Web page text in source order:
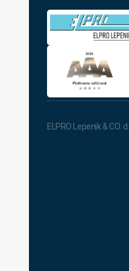
ELPRO Lepenik & CO.